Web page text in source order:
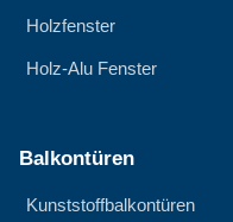
Holzfenster
Holz-Alu Fenster
Balkontüren
Kunststoffbalkontüren